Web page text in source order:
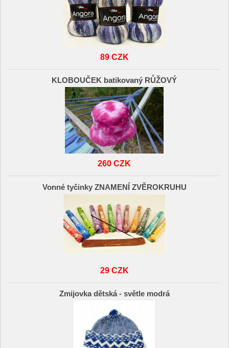
89 CZK
KLOBOUČEK batikovaný RŮŽOVÝ
260 CZK
Vonné tyčinky ZNAMENÍ ZVĚROKRUHU
29 CZK
Zmijovka dětská - světle modrá